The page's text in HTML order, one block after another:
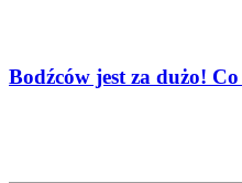
Bodźców jest za dużo!